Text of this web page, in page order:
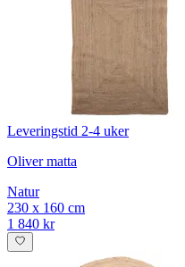
Leveringstid 2-4 uker
Oliver matta
Natur
230 x 160 cm
1 840 kr